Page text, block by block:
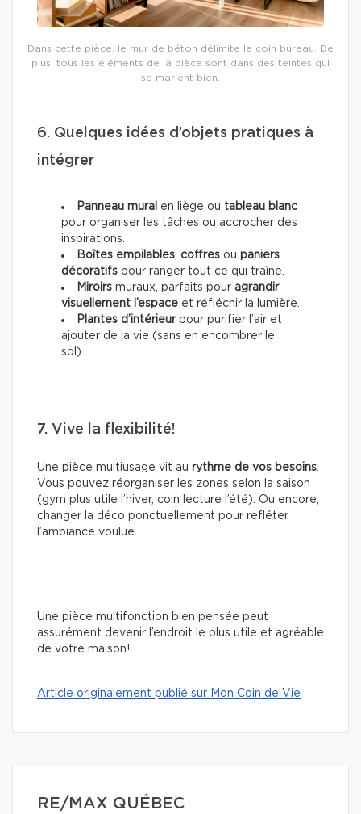
Dans cette pièce, le mur de béton délimite le coin bureau. De
plus, tous les éléments de la pièce sont dans des teintes qui
se marient bien.
6. Quelques idées d’objets pratiques à
intégrer
Panneau mural en liège ou tableau blanc
pour organiser les tâches ou accrocher des
inspirations.
Boîtes empilables, coffres ou paniers
décoratifs pour ranger tout ce qui traîne.
Miroirs muraux, parfaits pour agrandir
visuellement l’espace et réfléchir la lumière.
Plantes d’intérieurpour purifier l’air et
ajouter de la vie (sans en encombrer le
sol).
7. Vive la flexibilité!
Une pièce multiusage vit au rythme de vos besoins.
Vous pouvez réorganiser les zones selon la saison
(gym plus utile l’hiver, coin lecture l’été). Ou encore,
changer la déco ponctuellement pour refléter
l’ambiance voulue.
Une pièce multifonction bien pensée peut
assurément devenir l’endroit le plus utile et agréable
de votre maison!
Article originalement publié sur Mon Coin de Vie
RE/MAX QUÉBEC